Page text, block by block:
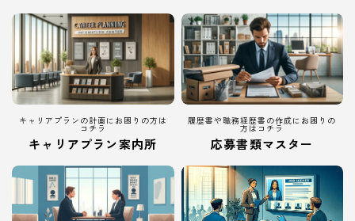
キャリアプランの計画にお困りの方は
コチラ
キャリアプラン案内所
履歴書や職務経歴書の作成にお困りの
方はコチラ
応募書類マスター